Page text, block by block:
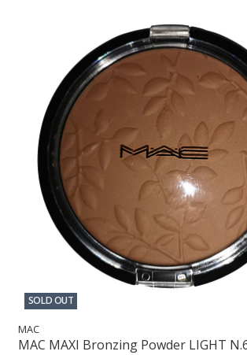
SOLD OUT
MAC
MAC MAXI Bronzing Powder LIGHT